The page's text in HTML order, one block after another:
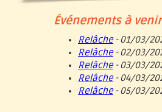
Événements à venir
Relâche- 01/03/
Relâche- 02/03/
Relâche- 03/03/
Relâche- 04/03/
Relâche- 05/03/